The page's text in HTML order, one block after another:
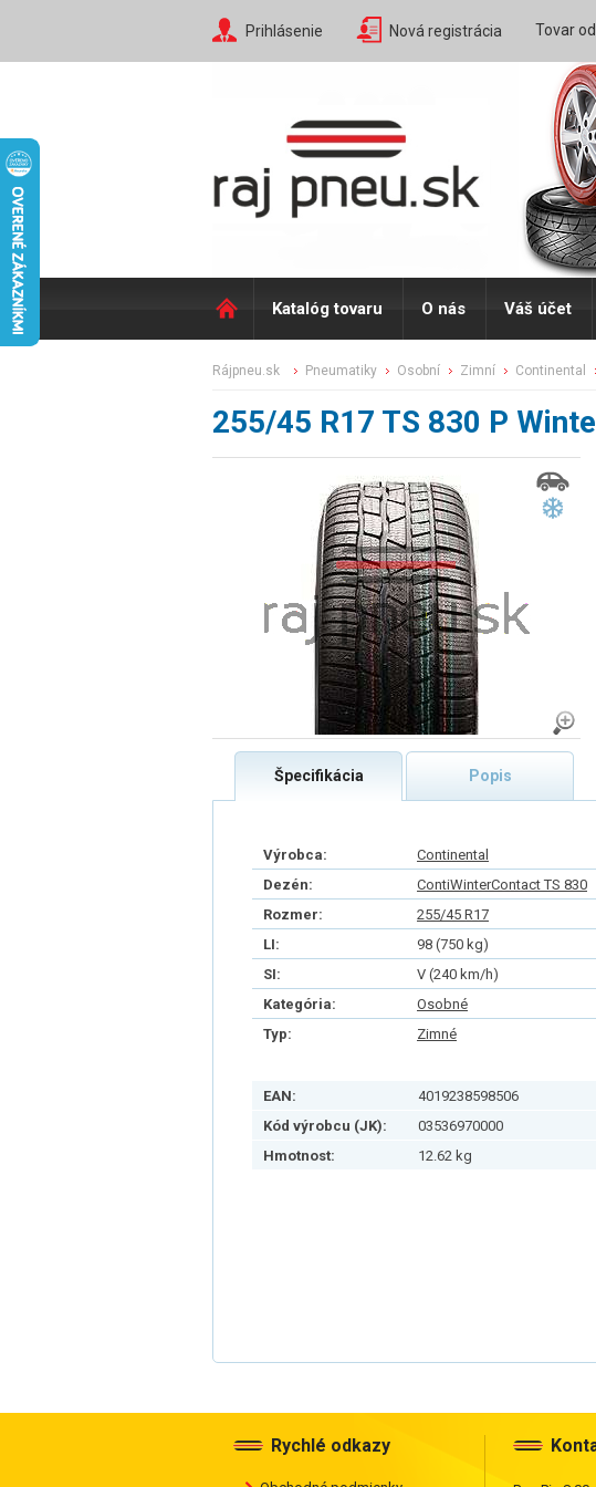
Prihlásenie Nová registrácia Tovar
Katalóg tovaru O nás Váš účet
rájpneu.sk pneumatiky osobní zimní continental
255/45 R17 TS 830 P
Špecifikácia Popis
Výrobca:
Continental
Dezén:
ContiWinterContact TS 830
Rozmer:
255/45 R17
LI:
98 (750 kg)
SI:
V (240 km/h)
Kategória:
Osobné
Typ:
Zimné
EAN:
4019238598506
Kód výrobcu (JK):
03536970000
Hmotnost:
12.62 kg
Rychlé odkazy